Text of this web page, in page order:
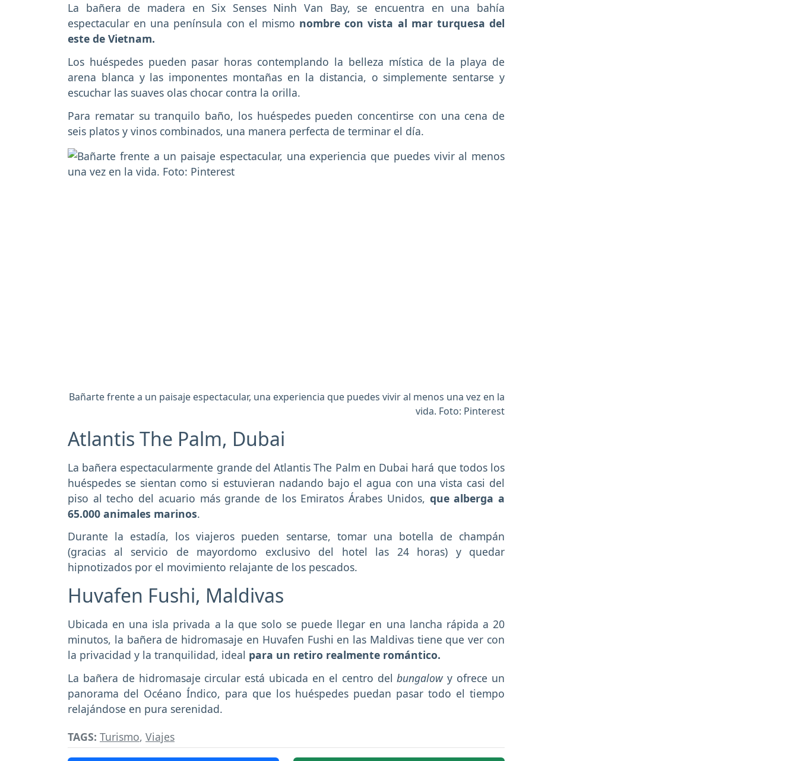
La bañera de madera en Six Senses Ninh Van Bay, se encuentra en una bahía
espectacular en una península con el mismo nombre con vista al mar turquesa del
este de Vietnam.
Los huéspedes pueden pasar horas contemplando la belleza mística de la playa de
arena blanca y las imponentes montañas en la distancia, o simplemente sentarse y
escuchar las suaves olas chocar contra la orilla.
Para rematar su tranquilo baño, los huéspedes pueden concentirse con una cena de
seis platos y vinos combinados, una manera perfecta de terminar el día.
Bañarte frente a un paisaje espectacular, una experiencia que puedes vivir al menos una vez en la
vida. Foto: Pinterest
Atlantis The Palm, Dubai
La bañera espectacularmente grande del Atlantis The Palm en Dubai hará que todos los
huéspedes se sientan como si estuvieran nadando bajo el agua con una vista casi del
piso al techo del acuario más grande de los Emiratos Árabes Unidos, que alberga a
65.000 animales marinos.
Durante la estadía, los viajeros pueden sentarse, tomar una botella de champán
(gracias al servicio de mayordomo exclusivo del hotel las 24 horas) y quedar
hipnotizados por el movimiento relajante de los pescados.
Huvafen Fushi, Maldivas
Ubicada en una isla privada a la que solo se puede llegar en una lancha rápida a 20
minutos, la bañera de hidromasaje en Huvafen Fushi en las Maldivas tiene que ver con
la privacidad y la tranquilidad, ideal para un retiro realmente romántico.
La bañera de hidromasaje circular está ubicada en el centro delbungalowy ofrece un
panorama del Océano Índico, para que los huéspedes puedan pasar todo el tiempo
relajándose en pura serenidad.
TAGS: Turismo, Viajes